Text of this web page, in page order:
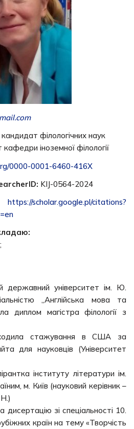
.com
кандидат філологічних наук
іноземної філології
0000-0001-6460-416X
KIJ-0564-2024
https://scholar.google.pl/citations?
державний університет ім. Ю.
„Англійська мова та
диплом магістра філології з
стажування в США за
для науковців (Університет
інституту літератури ім.
м. Київ (науковий керівник –
дисертацію зі спеціальності 10.
країн на тему «Творчість